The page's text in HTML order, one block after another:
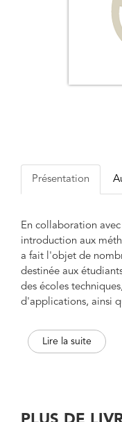
Présentation
En collaboration
introduction aux
a fait l'objet de
destinée aux
des écoles
d'applications, ainsi
linéaires et
livre étudie en détail
l'éventail le plus
Lire la suite